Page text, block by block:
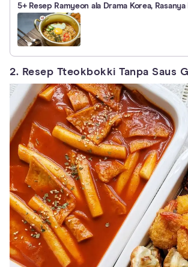
5+ Resep Ramyeon ala Drama Korea,
2. Resep Tteokbokki Tanpa Saus